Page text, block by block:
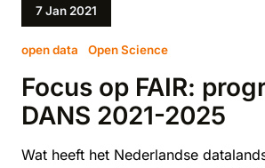
7 Jan 2021
open data Open Science
Focus op FAIR:
DANS 2021-2025
Wat heeft het Nederlandse